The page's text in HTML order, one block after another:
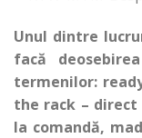
Unul dintre
facă
termenilor:
the rack –
la comandă,